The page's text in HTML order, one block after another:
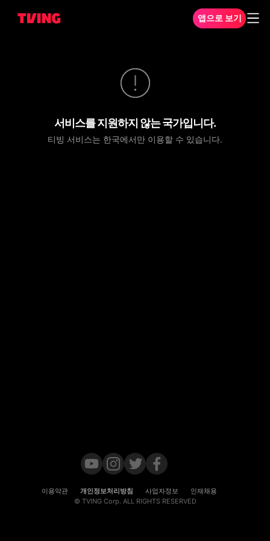
앱으로 보기
서비스를 지원하지 않는 국가입니다.
티빙 서비스는 한국에서만 이용할 수 있습니다.
이용약관 개인정보처리방침 사업자정보
인재채용
© TVING Corp. ALL RIGHTS RESERVED